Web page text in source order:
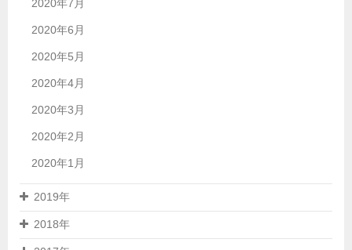
2020年7月
2020年6月
2020年5月
2020年4月
2020年3月
2020年2月
2020年1月
2019年
2018年